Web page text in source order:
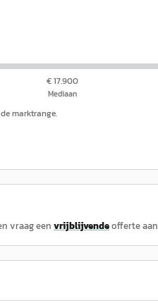
€ 17.900
Mediaan
marktrange.
vraag een vrijblijvendeofferte aan